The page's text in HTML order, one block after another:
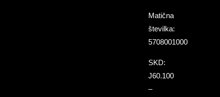
Matična
številka:
5708001000
SKD:
J60.100
–